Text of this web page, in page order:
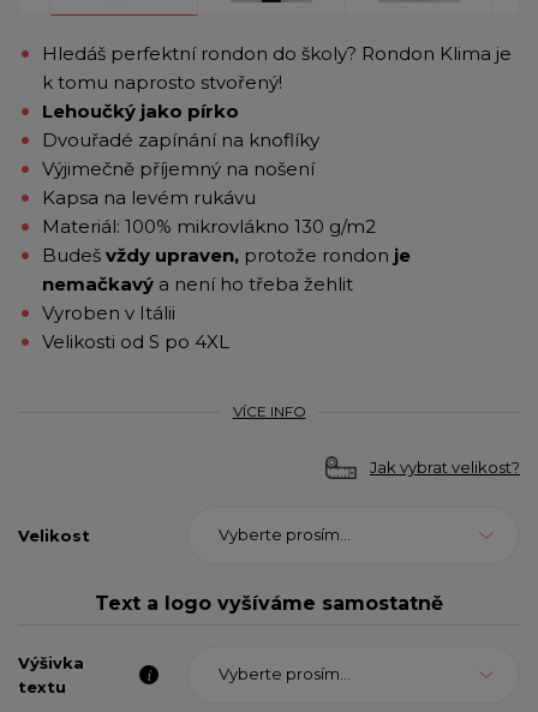
Hledáš perfektní rondon do školy? Rondon Klima je
k tomu naprosto stvořený!
Lehoučký jako pírko
Dvouřadé zapínání na knoflíky
Výjimečně příjemný na nošení
Kapsa na levém rukávu
Materiál: 100% mikrovlákno 130 g/m2
Budeš vždy upraven, protože rondon je
nemačkavý a není ho třeba žehlit
Vyroben v Itálii
Velikosti od S po 4XL
VÍCE INFO
Jak vybrat velikost?
Velikost Vyberte prosím...
Text a logo vyšíváme samostatně
Výšivka
textu
Vyberte prosím...